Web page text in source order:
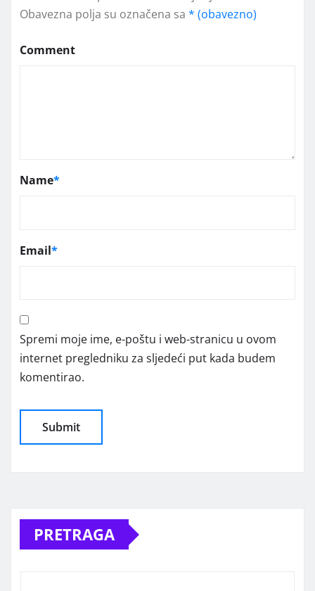
Obavezna polja su označena sa * (obavezno)
Comment
Name*
Email*
Spremi moje ime, e-poštu i web-stranicu u ovom
internet pregledniku za sljedeći put kada budem
komentirao.
PRETRAGA